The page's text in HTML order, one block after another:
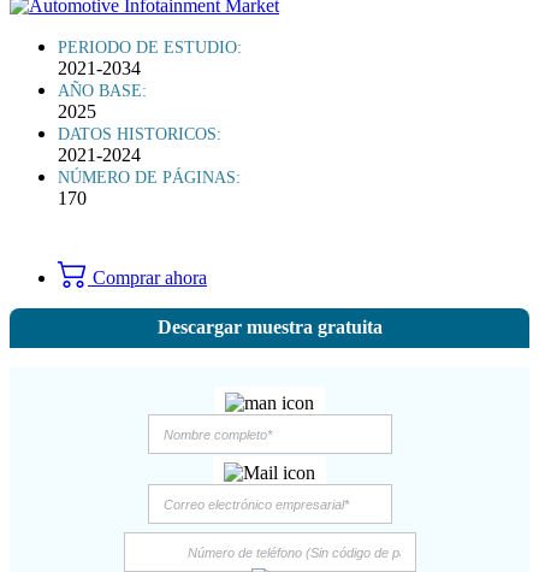
PERIODO DE ESTUDIO:
2021-2034
AÑO BASE:
2025
DATOS HISTORICOS:
2021-2024
NÚMERO DE PÁGINAS:
170
Comprar ahora
Descargar muestra gratuita